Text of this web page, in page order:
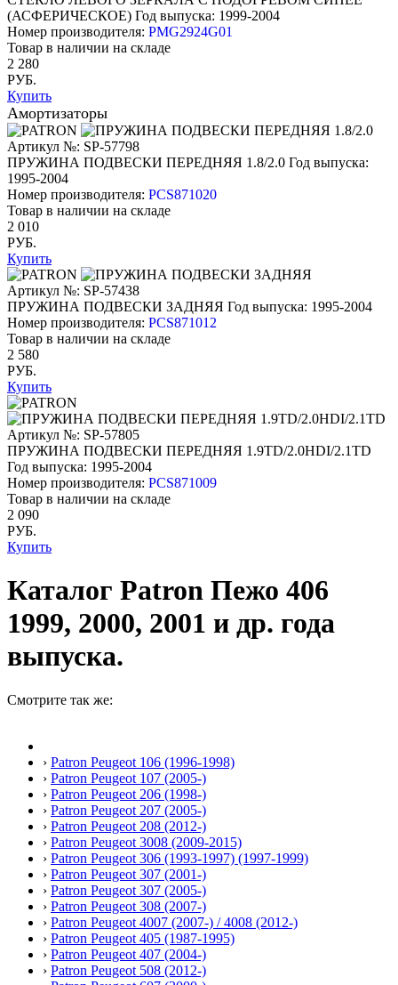
(АСФЕРИЧЕСКОЕ) Год выпуска: 1999-2004
Номер производителя: PMG2924G01
Товар в наличии на складе
2 280
РУБ.
Купить
Амортизаторы
Артикул №: SP-57798
ПРУЖИНА ПОДВЕСКИ ПЕРЕДНЯЯ 1.8/2.0 Год выпуска:
1995-2004
Номер производителя: PCS871020
Товар в наличии на складе
2 010
РУБ.
Купить
Артикул №: SP-57438
ПРУЖИНА ПОДВЕСКИ ЗАДНЯЯ Год выпуска: 1995-2004
Номер производителя: PCS871012
Товар в наличии на складе
2 580
РУБ.
Купить
Артикул №: SP-57805
ПРУЖИНА ПОДВЕСКИ ПЕРЕДНЯЯ 1.9TD/2.0HDI/2.1TD
Год выпуска: 1995-2004
Номер производителя: PCS871009
Товар в наличии на складе
2 090
РУБ.
Купить
Каталог Patron Пежо 406
1999, 2000, 2001 и др. года
выпуска.
Смотрите так же:
› Patron Peugeot 106 (1996-1998)
› Patron Peugeot 107 (2005-)
› Patron Peugeot 206 (1998-)
› Patron Peugeot 207 (2005-)
› Patron Peugeot 208 (2012-)
› Patron Peugeot 3008 (2009-2015)
› Patron Peugeot 306 (1993-1997) (1997-1999)
› Patron Peugeot 307 (2001-)
› Patron Peugeot 307 (2005-)
› Patron Peugeot 308 (2007-)
› Patron Peugeot 4007 (2007-) / 4008 (2012-)
› Patron Peugeot 405 (1987-1995)
› Patron Peugeot 407 (2004-)
› Patron Peugeot 508 (2012-)